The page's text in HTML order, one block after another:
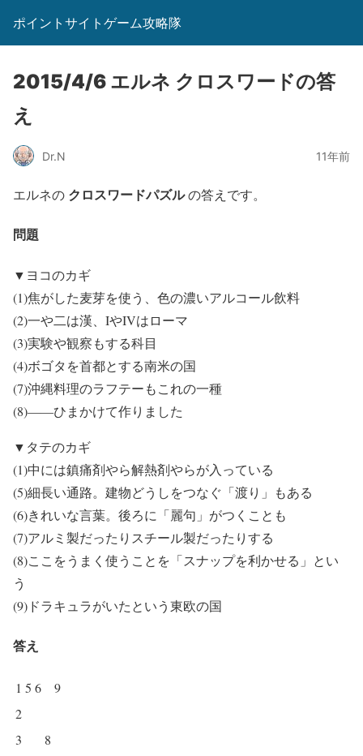
ポイントサイトゲーム攻略隊
2015/4/6 エルネ クロスワードの答
え
Dr.N 11年前
エルネの クロスワードパズルの答えです。
問題
▼ヨコのカギ
(1)焦がした麦芽を使う、色の濃いアルコール飲料
(2)一や二は漢、IやIVはローマ
(3)実験や観察もする科目
(4)ボゴタを首都とする南米の国
(7)沖縄料理のラフテーもこれの一種
(8)――ひまかけて作りました
▼タテのカギ
(1)中には鎮痛剤やら解熱剤やらが入っている
(5)細長い通路。建物どうしをつなぐ「渡り」もある
(6)きれいな言葉。後ろに「麗句」がつくことも
(7)アルミ製だったりスチール製だったりする
(8)ここをうまく使うことを「スナップを利かせる」とい
う
(9)ドラキュラがいたという東欧の国
答え
1 5 6
9
2
3
8